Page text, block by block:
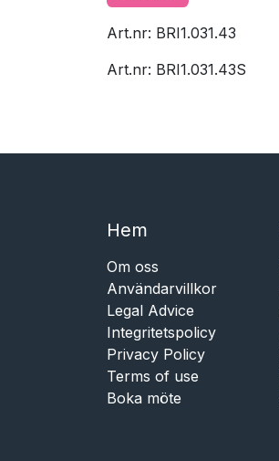
Art.nr: BRI1.031.43
Art.nr: BRI1.031.43S
Hem​​
Om oss
Användarvillkor
Legal Advice
Integritetspolicy
Privacy Policy
Terms of use
Boka möte